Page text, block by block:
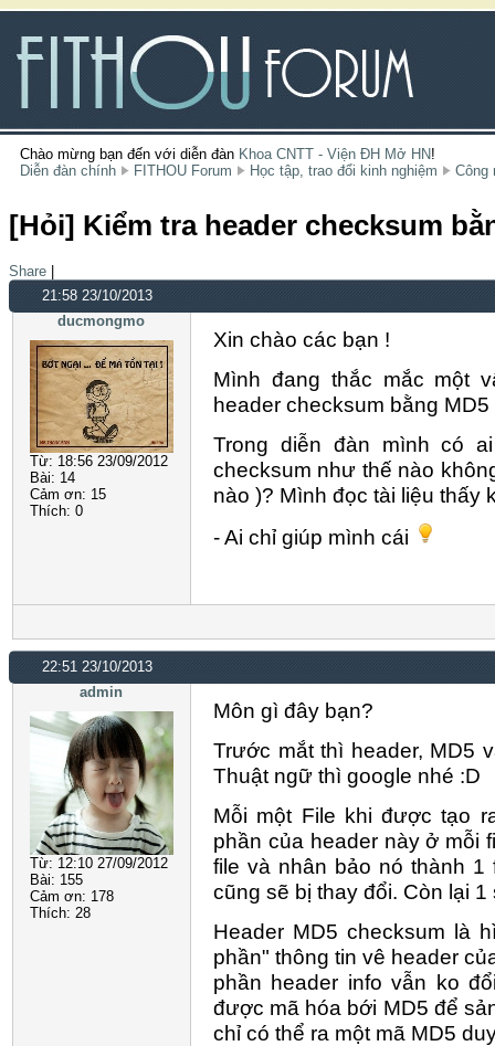
Chào mừng bạn đến với diễn đàn Khoa CNTT - Viện ĐH Mở HN!
Diễn đàn chính
FITHOU Forum Học tập, trao đổi kinh nghiệm Công
[Hỏi] Kiểm tra header checksum
Share
21:58 23/10/2013
ducmongmo
Từ: 18:56 23/09/2012
Bài: 14
Cảm ơn: 15
Thích: 0
Xin chào các bạn !
Mình đang thắc mắc một
header checksum bằng
Trong diễn đàn mình có
checksum như thế nào
nào )? Mình đọc tài liệu thấy
- Ai chỉ giúp mình cái
22:51 23/10/2013
admin
Từ: 12:10 27/09/2012
Bài: 155
Cảm ơn: 178
Thích: 28
Môn gì đây bạn?
Trước mắt thì header, MD5
Thuật ngữ thì google nhé :D
Mỗi một File khi được tạo
phần của header này ở mỗi
file và nhân bảo nó thành
cũng sẽ bị thay đổi. Còn lại
Header MD5 checksum là
phần" thông tin vê header
phần header info vẫn ko
được mã hóa bới MD5 để
chỉ có thể ra một mã MD5